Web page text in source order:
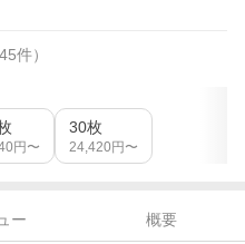
45件）
円〜
30枚
24,420 円〜
ー
概要